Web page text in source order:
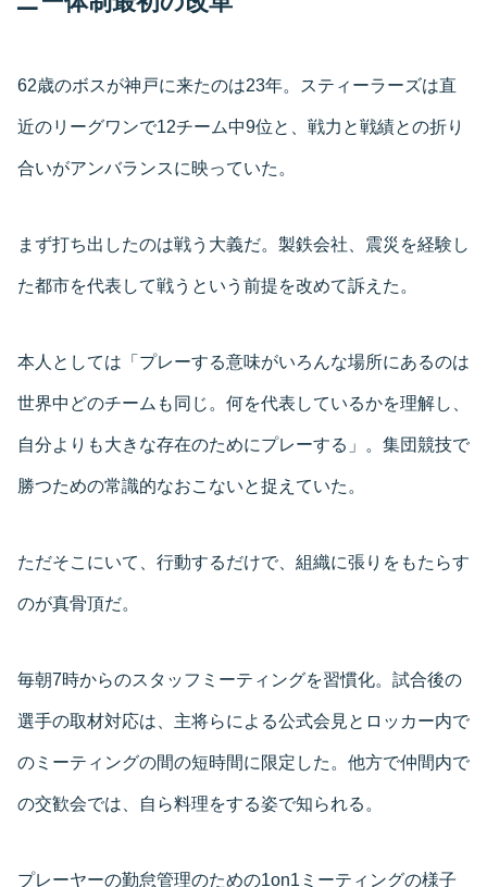
62歳のボスが神戸に来たのは23年。スティーラーズは直
近のリーグワンで12チーム中9位と、戦力と戦績との折り
合いがアンバランスに映っていた。
まず打ち出したのは戦う大義だ。製鉄会社、震災を経験し
た都市を代表して戦うという前提を改めて訴えた。
本人としては「プレーする意味がいろんな場所にあるのは
世界中どのチームも同じ。何を代表しているかを理解し、
自分よりも大きな存在のためにプレーする」。集団競技で
勝つための常識的なおこないと捉えていた。
ただそこにいて、行動するだけで、組織に張りをもたらす
のが真骨頂だ。
毎朝7時からのスタッフミーティングを習慣化。試合後の
選手の取材対応は、主将らによる公式会見とロッカー内で
のミーティングの間の短時間に限定した。他方で仲間内で
の交歓会では、自ら料理をする姿で知られる。
プレーヤーの勤怠管理のための1on1ミーティングの様子